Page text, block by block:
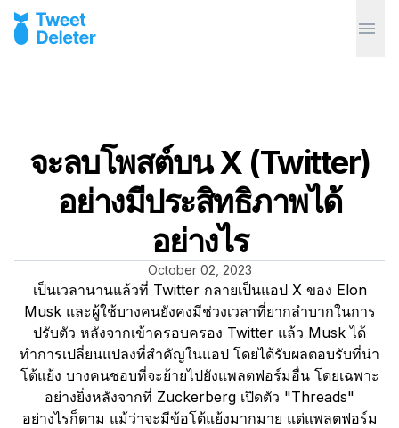
จะลบโพสต์บน X (Twitter)
อย่างมีประสิทธิภาพได้
อย่างไร
October 02, 2023
เป็นเวลานานแล้วที่ Twitter กลายเป็นแอป X ของ Elon
Musk และผู้ใช้บางคนยังคงมีช่วงเวลาที่ยากลำบากในการ
ปรับตัว หลังจากเข้าครอบครอง Twitter แล้ว Musk ได้
ทำการเปลี่ยนแปลงที่สำคัญในแอป โดยได้รับผลตอบรับที่น่า
โต้แย้ง บางคนชอบที่จะย้ายไปยังแพลตฟอร์มอื่น โดยเฉพาะ
อย่างยิ่งหลังจากที่ Zuckerberg เปิดตัว "Threads"
อย่างไรก็ตาม แม้ว่าจะมีข้อโต้แย้งมากมาย แต่แพลตฟอร์ม